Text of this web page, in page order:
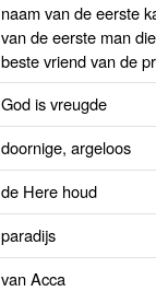
naam van de eerste
van de eerste man
beste vriend van de
God is vreugde
doornige, argeloos
de Here houd
paradijs
van Acca